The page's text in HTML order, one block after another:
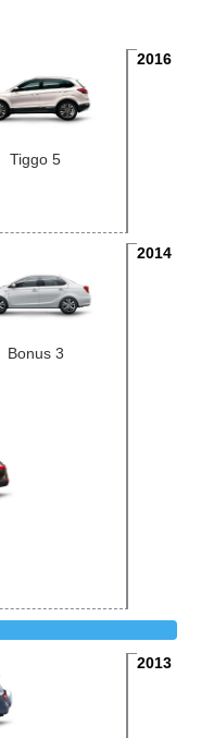
2016
Tiggo 5
2014
Bonus 3
2013